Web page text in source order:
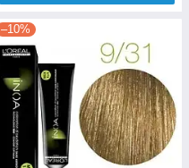
–10%